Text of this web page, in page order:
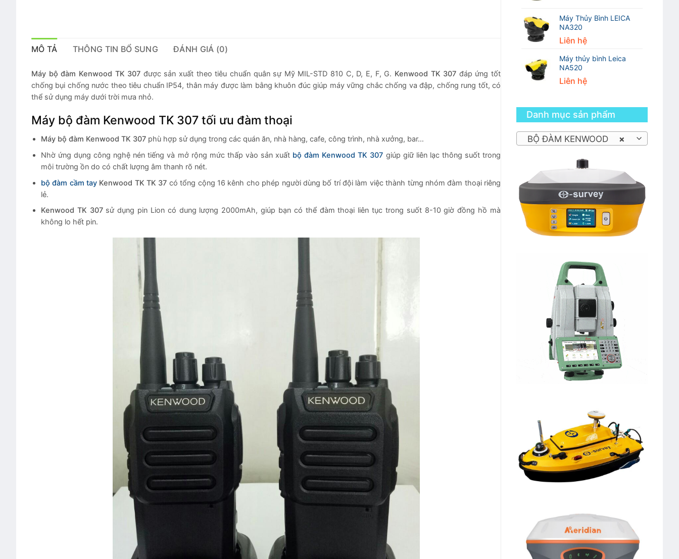
Máy Thủy Bình LEICA
NA320
Liên hệ
Máy thủy bình Leica
NA520
Liên hệ
Danh mục sản phẩm
×
BỘ ĐÀM KENWOOD
MÔ TẢ THÔNG TIN BỔ SUNG ĐÁNH GIÁ (0)
Máy bộ đàm Kenwood TK 307 được sản xuất theo tiêu chuẩn quân sự Mỹ MIL-STD 810 C, D, E, F, G. Kenwood TK 307 đáp ứng tốt
chống bụi chống nước theo tiêu chuẩn IP54, thân máy được làm bằng khuôn đúc giúp máy vững chắc chống va đập, chống rung tốt, có
thể sử dụng máy dưới trời mưa nhỏ.
Máy bộ đàm Kenwood TK 307 tối ưu đàm thoại
Máy bộ đàm Kenwood TK 307phù hợp sử dụng trong các quán ăn, nhà hàng, cafe, công trình, nhà xưởng, bar…
Nhờ ứng dụng công nghệ nén tiếng và mở rộng mức thấp vào sản xuất bộ đàm Kenwood TK 307 giúp giữ liên lạc thông suốt trong
môi trường ồn do có chất lượng âm thanh rõ nét.
bộ đàm cầm tayKenwood TK TK 37 có tổng cộng 16 kênh cho phép người dùng bố trí đội làm việc thành từng nhóm đàm thoại riêng
lẻ.
Kenwood TK 307sử dụng pin Lion có dung lượng 2000mAh, giúp bạn có thể đàm thoại liên tục trong suốt 8-10 giờ đồng hồ mà
không lo hết pin.